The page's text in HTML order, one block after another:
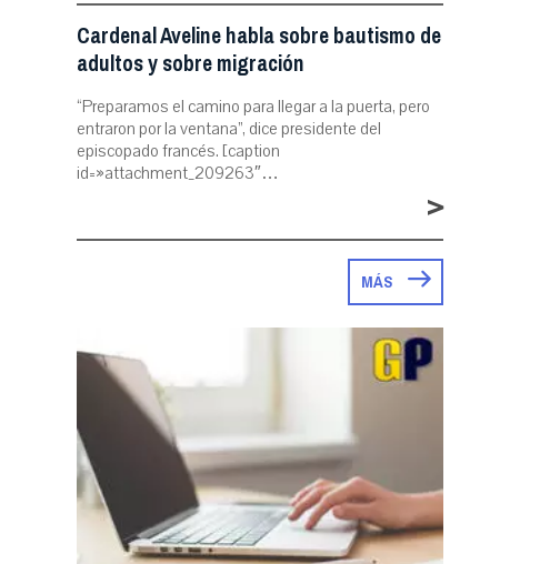
Cardenal Aveline habla sobre bautismo de
adultos y sobre migración
“Preparamos el camino para llegar a la puerta, pero
entraron por la ventana”, dice presidente del
episcopado francés. [caption
id=»attachment_209263″…
>
MÁS